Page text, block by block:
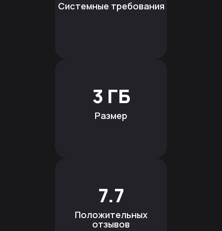
Системные требования
3 ГБ
Размер
7.7
Положительных
отзывов